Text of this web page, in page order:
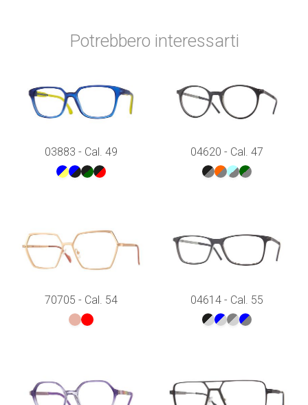
Potrebbero interessarti
03883 - Cal. 49 04620 - Cal. 47
70705 - Cal. 54 04614 - Cal. 55